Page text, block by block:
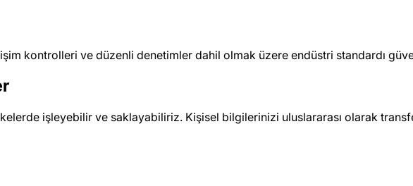
kontrolleri ve düzenli denetimler dahil olmak üzere endüstri standardı
işleyebilir ve saklayabiliriz. Kişisel bilgilerinizi uluslararası olarak